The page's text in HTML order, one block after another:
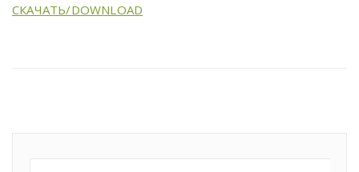
СКАЧАТЬ/DOWNLOAD